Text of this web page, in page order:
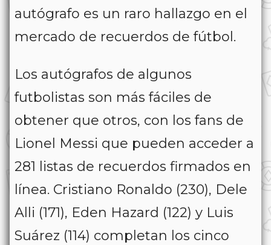
autógrafo es un raro hallazgo en el
mercado de recuerdos de fútbol.
Los autógrafos de algunos
futbolistas son más fáciles de
obtener que otros, con los fans de
Lionel Messi que pueden acceder a
281 listas de recuerdos firmados en
línea. Cristiano Ronaldo (230), Dele
Alli (171), Eden Hazard (122) y Luis
Suárez (114) completan los cinco